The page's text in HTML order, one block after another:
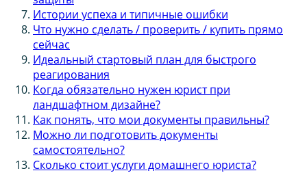
Истории успеха и типичные ошибки
Что нужно сделать / проверить / купить прямо
сейчас
Идеальный стартовый план для быстрого
реагирования
Когда обязательно нужен юрист при
ландшафтном дизайне?
Как понять, что мои документы правильны?
Можно ли подготовить документы
самостоятельно?
Сколько стоит услуги домашнего юриста?